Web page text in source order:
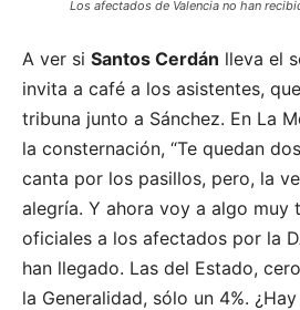
Los afectados de Valencia no han
A ver si Santos Cerdán lleva el
invita a café a los asistentes,
tribuna junto a Sánchez. En La
la consternación, “Te quedan
canta por los pasillos, pero, la
alegría. Y ahora voy a algo muy
oficiales a los afectados por la
han llegado. Las del Estado,
la Generalidad, sólo un 4%.